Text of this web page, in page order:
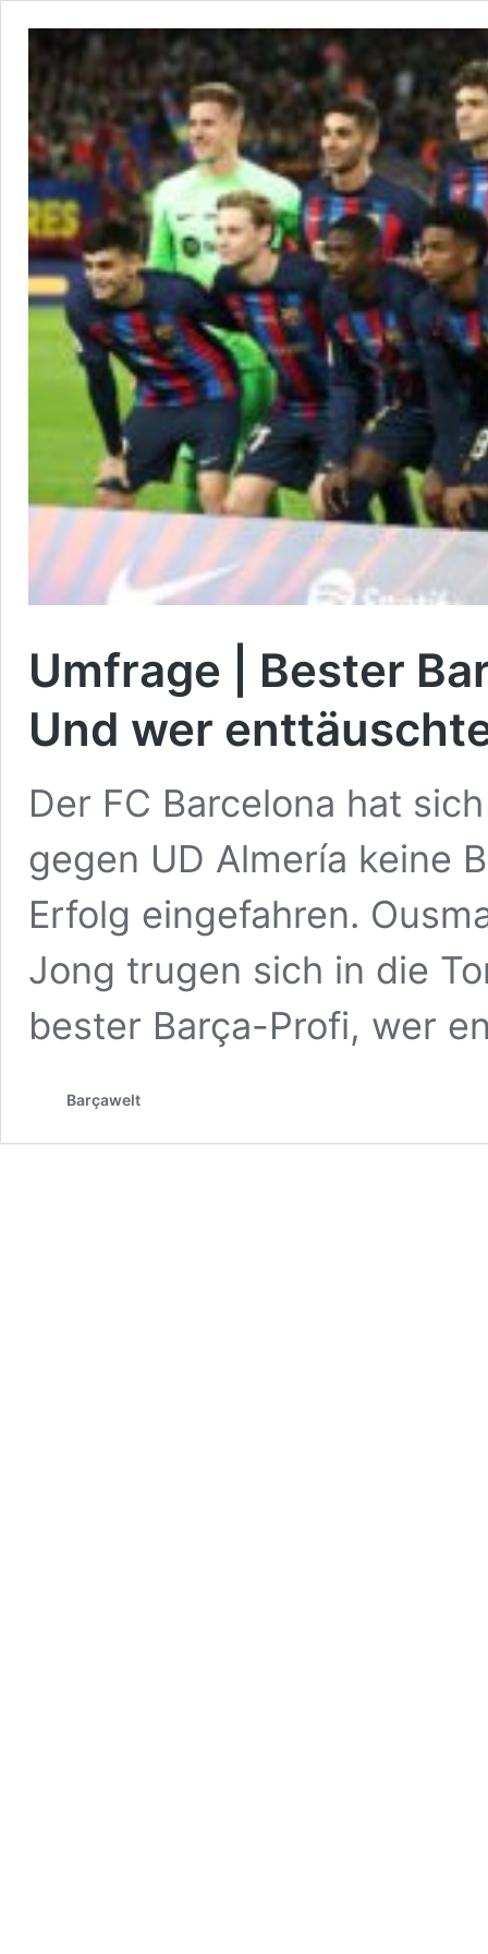
Umfrage | Bester
Und wer
Der FC Barcelona hat
gegen UD Almería keine
Erfolg eingefahren.
Jong trugen sich in die
bester Barça-Profi, wer
Barçawelt